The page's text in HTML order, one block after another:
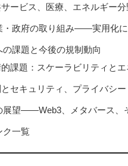
ービス、医療、エネルギー
・政府の取り組み――実用化
の課題と今後の規制動向
課題：スケーラビリティと
セキュリティ、プライバシー
展望――Web3、メタバース、
ク一覧